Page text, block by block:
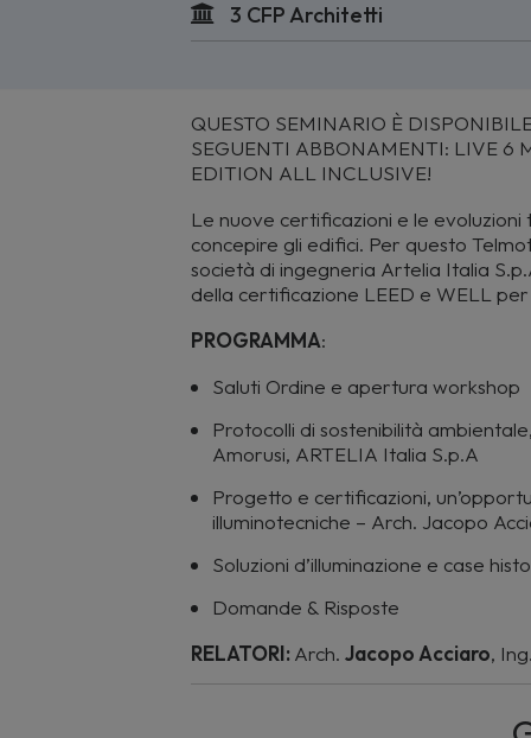
3 CFP Architetti
QUESTO SEMINARIO È
SEGUENTI ABBONAMENTI: LIVE 6
EDITION ALL INCLUSIVE!
Le nuove certificazioni e le
concepire gli edifici. Per questo
società di ingegneria Artelia Italia
della certificazione LEED e WELL
PROGRAMMA:
Saluti Ordine e apertura workshop
Protocolli di sostenibilità
Amorusi, ARTELIA Italia S.p.A
Progetto e certificazioni,
illuminotecniche – Arch. Jacopo
Soluzioni d’illuminazione e case
Domande & Risposte
RELATORI:Arch. Jacopo Acciaro,